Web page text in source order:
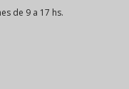
de 9 a 17 hs.